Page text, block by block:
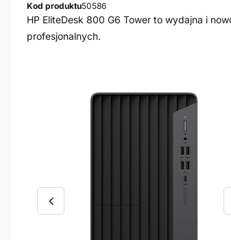
Kod produktu50586
HP EliteDesk 800 G6 Tower to wydajna i
profesjonalnych.